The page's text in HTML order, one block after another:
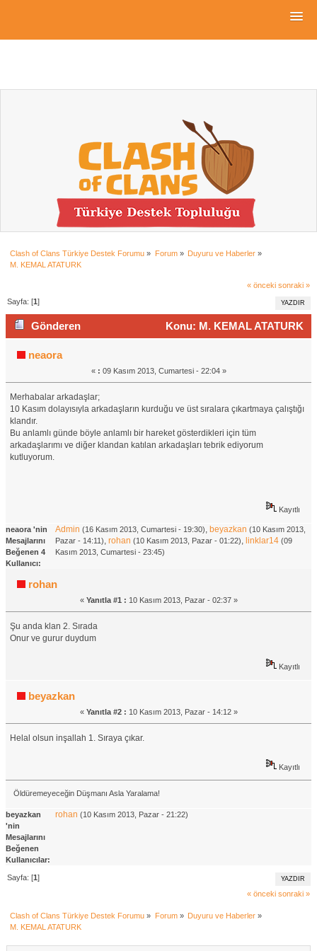
Clash of Clans Türkiye Destek Forumu » Forum» Duyuru ve Haberler»
M. KEMAL ATATURK
« önceki sonraki »
YAZDIR
Sayfa: [1]
Gönderen
Konu: M. KEMAL ATATURK
(Okunma sayısı 1830 defa)
neaora
« : 09 Kasım 2013, Cumartesi - 22:04 »
Merhabalar arkadaşlar;
10 Kasım dolayısıyla arkadaşların kurduğu ve üst sıralara çıkartmaya çalıştığı
klandır.
Bu anlamlı günde böyle anlamlı bir hareket gösterdikleri için tüm
arkadaşlarımı ve diğer klandan katılan arkadaşları tebrik ediyorum
kutluyorum.
Kayıtlı
neaora 'nin
Mesajlarını
Beğenen 4
Kullanıcı:
Admin (16 Kasım 2013, Cumartesi - 19:30), beyazkan (10 Kasım 2013,
Pazar - 14:11), rohan (10 Kasım 2013, Pazar - 01:22), linklar14 (09
Kasım 2013, Cumartesi - 23:45)
rohan
« Yanıtla #1 : 10 Kasım 2013, Pazar - 02:37 »
Şu anda klan 2. Sırada
Onur ve gurur duydum
Kayıtlı
beyazkan
« Yanıtla #2 : 10 Kasım 2013, Pazar - 14:12 »
Helal olsun inşallah 1. Sıraya çıkar.
Kayıtlı
Öldüremeyeceğin Düşmanı Asla Yaralama!
beyazkan
'nin
Mesajlarını
Beğenen
Kullanıcılar:
rohan (10 Kasım 2013, Pazar - 21:22)
YAZDIR
Sayfa: [1]
« önceki sonraki »
Clash of Clans Türkiye Destek Forumu » Forum» Duyuru ve Haberler»
M. KEMAL ATATURK